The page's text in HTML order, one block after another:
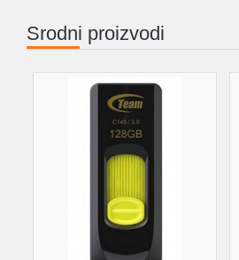
Srodni proizvodi